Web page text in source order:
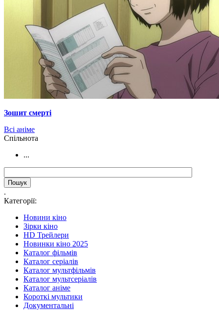
Зошит смерті
Всі аніме
Cпільнота
...
.
Категорії:
Новини кіно
Зірки кіно
HD Трейлери
Новинки кіно 2025
Каталог фільмів
Каталог серіалів
Каталог мультфільмів
Каталог мультсеріалів
Каталог аніме
Короткі мультики
Документальні